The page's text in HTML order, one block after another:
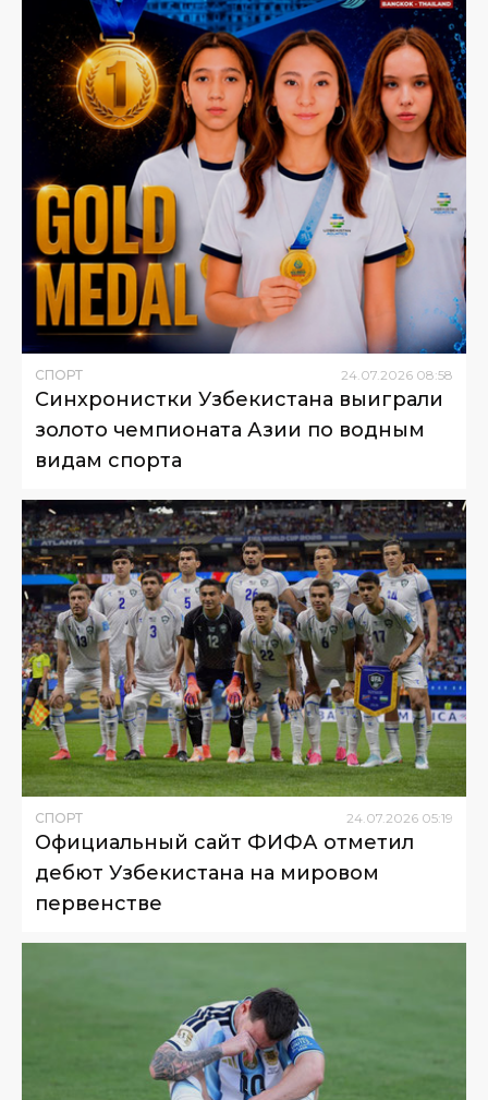
СПОРТ 24.07.2026 08:58
Синхронистки Узбекистана выиграли
золото чемпионата Азии по водным
видам спорта
СПОРТ 24.07.2026 05:19
Официальный сайт ФИФА отметил
дебют Узбекистана на мировом
первенстве